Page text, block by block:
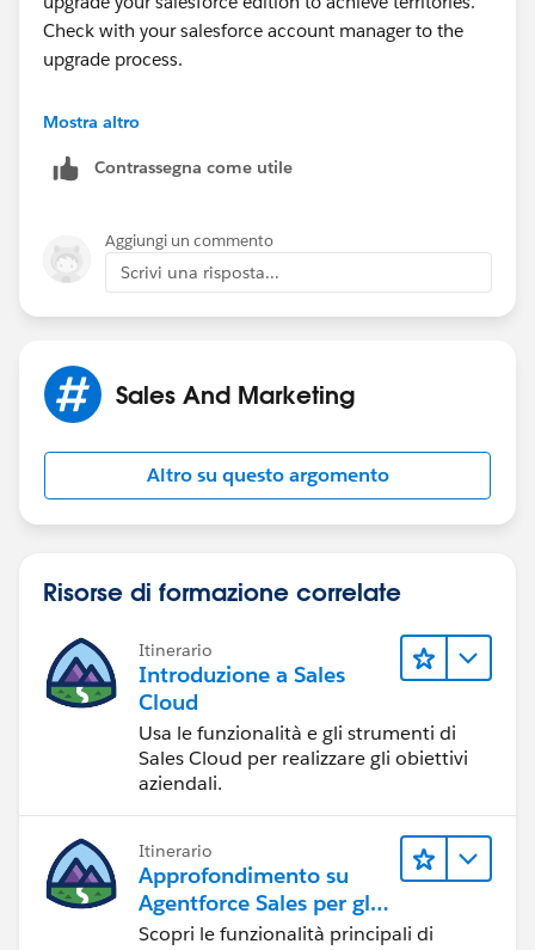
Check with your salesforce account manager to the
upgrade process.
Also, idea raised sometime ago & kindly register your
id=08730000000jbCNAAY
Thanks & Regards,
Sakthivel Madesh
Mostra altro
Contrassegna come utile
Aggiungi un commento
Scrivi una risposta...
Sales And Marketing
Altro su questo argomento
Risorse di formazione correlate
Itinerario
Introduzione a Sales
Cloud
Usa le funzionalità e gli strumenti di
Sales Cloud per realizzare gli obiettivi
aziendali.
Itinerario
Approfondimento su
Agentforce Sales per gli
amministratori
Scopri le funzionalità principali di